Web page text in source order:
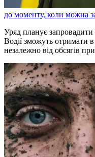
до моменту, коли можна
Уряд планує
Водії зможуть отримати
незалежно від обсягів